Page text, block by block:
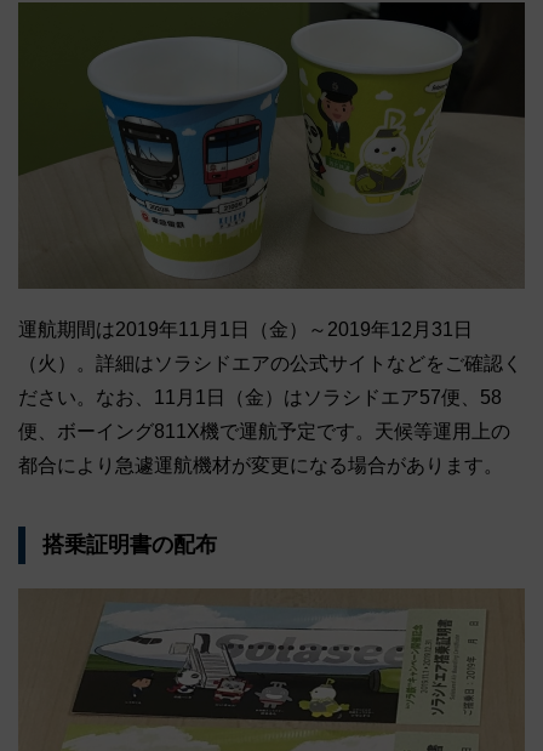
運航期間は2019年11月1日（金）～2019年12月31日
（火）。詳細はソラシドエアの公式サイトなどをご確認く
ださい。なお、11月1日（金）はソラシドエア57便、58
便、ボーイング811X機で運航予定です。天候等運用上の
都合により急遽運航機材が変更になる場合があります。
搭乗証明書の配布